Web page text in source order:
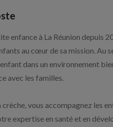
enfance à La Réunion depuis
au cœur de sa mission. Au
dans un environnement
avec les familles.
crèche, vous accompagnez les
expertise en santé et en